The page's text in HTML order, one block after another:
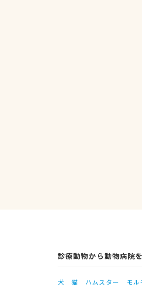
診療動物から動物病院
犬 猫 ハムスター モル